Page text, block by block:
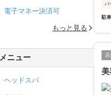
パ
駐
店
電子マネー決済可
もっと見る
メニュー
ヘッドスパ